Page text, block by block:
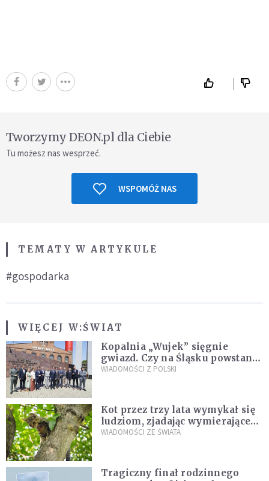
Tworzymy DEON.pl dla Ciebie
Tu możesz nas wesprzeć.
WSPOMÓŻ NAS
TEMATY W ARTYKULE
#gospodarka
WIĘCEJ W:ŚWIAT
Kopalnia „Wujek” sięgnie
gwiazd. Czy na Śląsku powstanie
„Dolina Krzemowa”?
WIADOMOŚCI Z POLSKI
Kot przez trzy lata wymykał się
ludziom, zjadając wymierające
kaczki. W końcu popełnił
WIADOMOŚCI ZE ŚWIATA
Tragiczny finał rodzinnego